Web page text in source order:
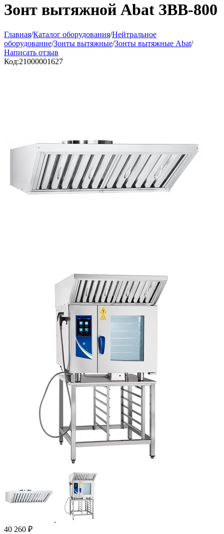
Зонт вытяжной Abat ЗВВ-800
Главная/Каталог оборудования/Нейтральное
оборудование/Зонты вытяжные/Зонты вытяжные Abat/
Написать отзыв
Код:21000001627
40 260 ₽